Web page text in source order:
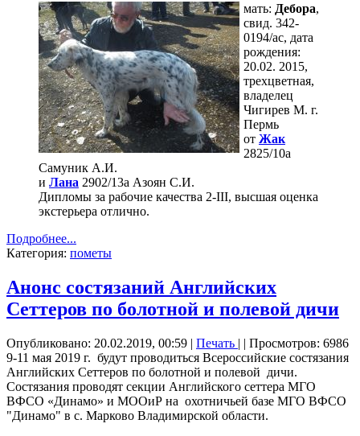
мать: Дебора,
свид. 342-
0194/ас, дата
рождения:
20.02. 2015,
трехцветная,
владелец
Чигирев М. г.
Пермь
от Жак
2825/10а
Самуник А.И.
и Лана 2902/13а Азоян С.И.
Дипломы за рабочие качества 2-III, высшая оценка
экстерьера отлично.
Подробнее...
Категория: пометы
Анонс состязаний Английских
Сеттеров по болотной и полевой дичи
Опубликовано: 20.02.2019, 00:59 | Печать | | Просмотров: 6986
9-11 мая 2019 г. будут проводиться Всероссийские состязания
Английских Сеттеров по болотной и полевой дичи.
Состязания проводят секции Английского сеттера МГО
ВФСО «Динамо» и МООиР на охотничьей базе МГО ВФСО
"Динамо" в с. Марково Владимирской области.